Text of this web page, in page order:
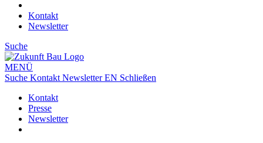
Kontakt
Newsletter
Suche
MENÜ
Suche Kontakt NewsletterEN Schließen
Kontakt
Presse
Newsletter